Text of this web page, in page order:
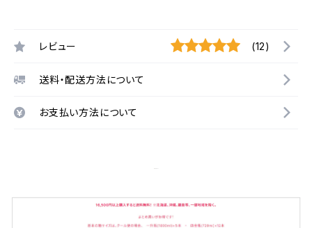
レビュー (12)
送料・配送方法について
お支払い方法について